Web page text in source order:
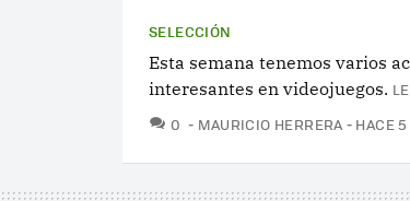
SELECCIÓN
Esta semana tenemos varios
interesantes en videojuegos.
0 COMENTARIOS
MAURICIO HERRERA HACE